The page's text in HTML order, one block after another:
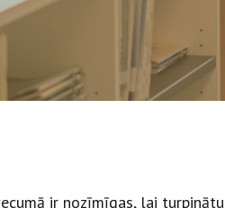
ir nozīmīgas, lai